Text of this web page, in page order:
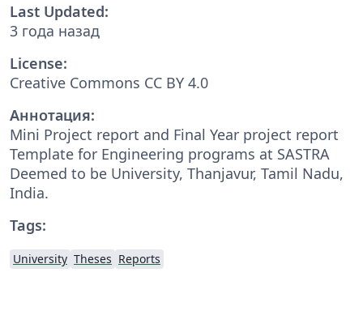
Last Updated:
3 года назад
License:
Creative Commons CC BY 4.0
Аннотация:
Mini Project report and Final Year project report
Template for Engineering programs at SASTRA
Deemed to be University, Thanjavur, Tamil Nadu,
India.
Tags:
University Theses Reports